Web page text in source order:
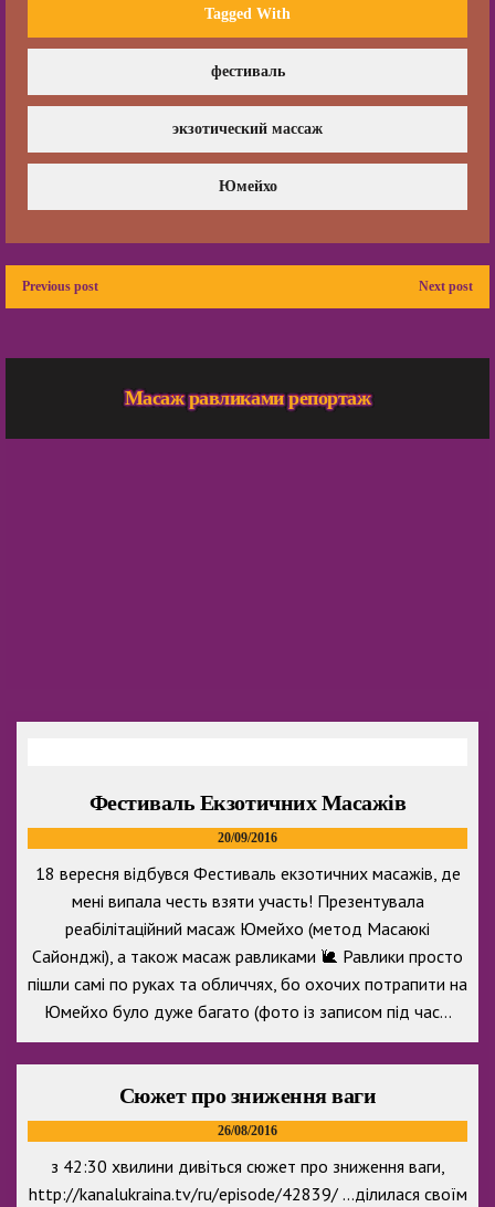
Tagged With
фестиваль
экзотический массаж
Юмейхо
Previous post Next post
Масаж равликами репортаж
Фестиваль Екзотичних Масажів
20/09/2016
18 вересня відбувся Фестиваль екзотичних масажів, де
мені випала честь взяти участь! Презентувала
реабілітаційний масаж Юмейхо (метод Масаюкі
Сайонджі), а також масаж равликами 🐌 Равлики просто
пішли самі по руках та обличчях, бо охочих потрапити на
Юмейхо було дуже багато (фото із записом під час…
Сюжет про зниження ваги
26/08/2016
з 42:30 хвилини дивіться сюжет про зниження ваги,
http://kanalukraina.tv/ru/episode/42839/ …ділилася своїм